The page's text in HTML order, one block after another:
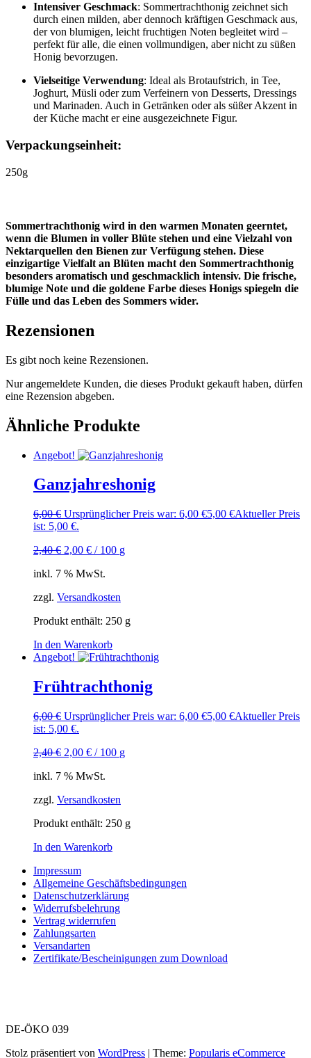
Intensiver Geschmack: Sommertrachthonig zeichnet sich
durch einen milden, aber dennoch kräftigen Geschmack aus,
der von blumigen, leicht fruchtigen Noten begleitet wird –
perfekt für alle, die einen vollmundigen, aber nicht zu süßen
Honig bevorzugen.
Vielseitige Verwendung: Ideal als Brotaufstrich, in Tee,
Joghurt, Müsli oder zum Verfeinern von Desserts, Dressings
und Marinaden. Auch in Getränken oder als süßer Akzent in
der Küche macht er eine ausgezeichnete Figur.
Verpackungseinheit:
250g
Sommertrachthonig wird in den warmen Monaten geerntet,
wenn die Blumen in voller Blüte stehen und eine Vielzahl von
Nektarquellen den Bienen zur Verfügung stehen. Diese
einzigartige Vielfalt an Blüten macht den Sommertrachthonig
besonders aromatisch und geschmacklich intensiv. Die frische,
blumige Note und die goldene Farbe dieses Honigs spiegeln die
Fülle und das Leben des Sommers wider.
Rezensionen
Es gibt noch keine Rezensionen.
Nur angemeldete Kunden, die dieses Produkt gekauft haben, dürfen
eine Rezension abgeben.
Ähnliche Produkte
Angebot!
Ganzjahreshonig
6,00€ Ursprünglicher Preis war: 6,00 €5,00 €Aktueller Preis
ist: 5,00 €.
2,40€ 2,00 € / 100 g
inkl. 7 % MwSt.
zzgl. Versandkosten
Produkt enthält: 250 g
In den Warenkorb
Angebot!
Frühtrachthonig
6,00€ Ursprünglicher Preis war: 6,00 €5,00 €Aktueller Preis
ist: 5,00 €.
2,40€ 2,00 € / 100 g
inkl. 7 % MwSt.
zzgl. Versandkosten
Produkt enthält: 250 g
In den Warenkorb
Impressum
Allgemeine Geschäftsbedingungen
Datenschutzerklärung
Widerrufsbelehrung
Vertrag widerrufen
Zahlungsarten
Versandarten
Zertifikate/Bescheinigungen zum Download
DE-ÖKO 039
Stolz präsentiert von WordPress | Theme: Popularis eCommerce